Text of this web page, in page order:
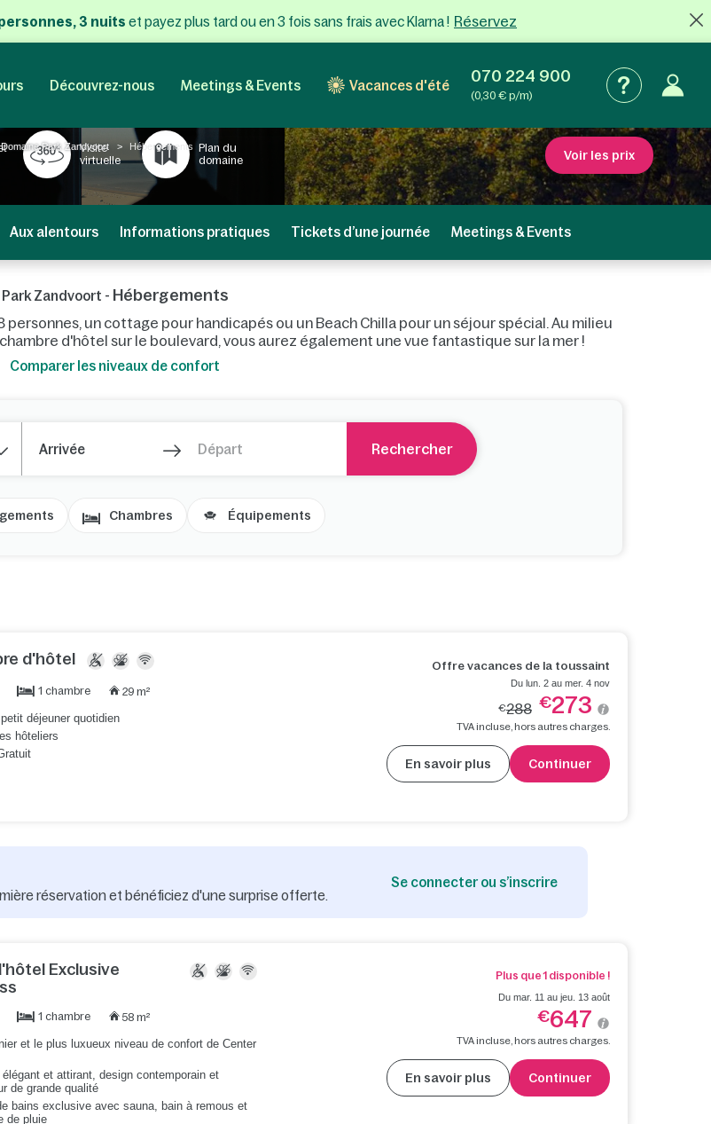
3 nuits et payez plus tard ou en 3 fois sans frais avec Klarna ! Réservez
Découvrez-nous Meetings & Events Vacances d'été 070 224 900
(0,30 € p/m)
Domaine Park Zandvoort Hébergements
Visite
virtuelle
Plan du
domaine
Voir les prix
Aux alentours Informations pratiques Tickets d’une journée Meetings & Events
Park Zandvoort - Hébergements
un cottage pour handicapés ou un Beach Chilla pour un séjour spécial. Au milieu
d'hôtel sur le boulevard, vous aurez également une vue fantastique sur la mer !
Comparer les niveaux de confort
Rechercher
Chambres Équipements
d'hôtel
1 chambre 29 m²
déjeuner quotidien
hôteliers
Offre vacances de la toussaint
Du lun. 2 au mer. 4 nov
€288 €273
TVA incluse, hors autres charges.
En savoir plus Continuer
réservation et bénéficiez d'une surprise offerte.
Se connecter ou s’inscrire
Exclusive
1 chambre 58 m²
et le plus luxueux niveau de confort de Center
élégant et attirant, design contemporain et
de grande qualité
bains exclusive avec sauna, bain à remous et
de pluie
Plus que 1 disponible !
Du mar. 11 au jeu. 13 août
€647
TVA incluse, hors autres charges.
En savoir plus Continuer